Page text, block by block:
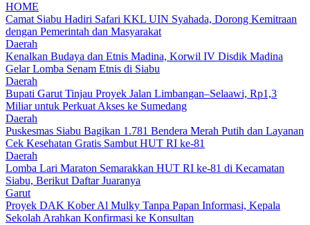
HOME
Camat Siabu Hadiri Safari KKL UIN Syahada, Dorong Kemitraan
dengan Pemerintah dan Masyarakat
Daerah
Kenalkan Budaya dan Etnis Madina, Korwil IV Disdik Madina
Gelar Lomba Senam Etnis di Siabu
Daerah
Bupati Garut Tinjau Proyek Jalan Limbangan–Selaawi, Rp1,3
Miliar untuk Perkuat Akses ke Sumedang
Daerah
Puskesmas Siabu Bagikan 1.781 Bendera Merah Putih dan Layanan
Cek Kesehatan Gratis Sambut HUT RI ke-81
Daerah
Lomba Lari Maraton Semarakkan HUT RI ke-81 di Kecamatan
Siabu, Berikut Daftar Juaranya
Garut
Proyek DAK Kober Al Mulky Tanpa Papan Informasi, Kepala
Sekolah Arahkan Konfirmasi ke Konsultan